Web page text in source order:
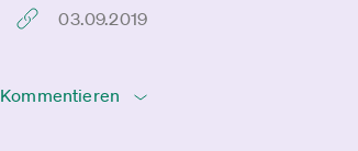
03.09.2019
Kommentieren